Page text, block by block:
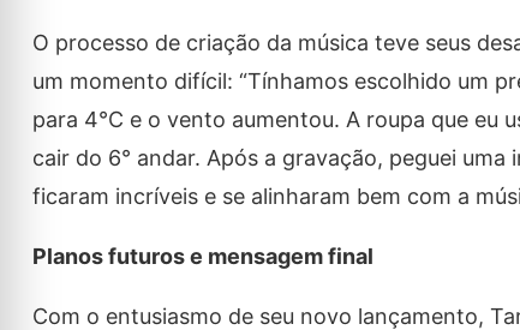
O processo de criação da música teve seus
um momento difícil: “Tínhamos escolhido um
para 4°C e o vento aumentou. A roupa que eu
cair do 6° andar. Após a gravação, peguei
ficaram incríveis e se alinharam bem com a
Planos futuros e mensagem final
Com o entusiasmo de seu novo lançamento,